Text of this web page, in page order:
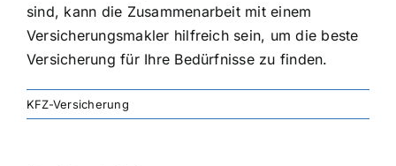
sind, kann die Zusammenarbeit mit einem
Versicherungsmakler hilfreich sein, um die beste
Versicherung für Ihre Bedürfnisse zu finden.
KFZ-Versicherung